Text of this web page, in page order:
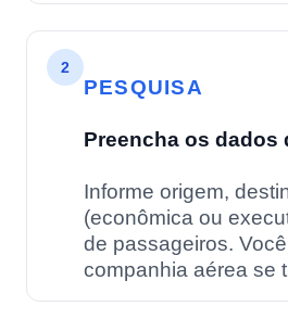
2
PESQUISA
Preencha os dados
Informe origem,
(econômica ou
de passageiros.
companhia aérea se